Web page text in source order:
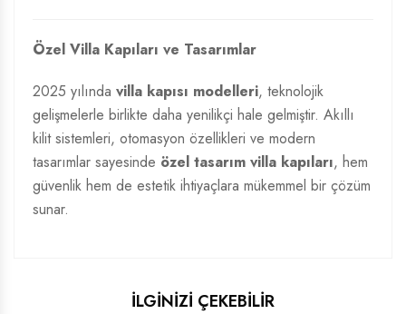
Özel Villa Kapıları ve Tasarımlar
2025 yılında villa kapısı modelleri, teknolojik
gelişmelerle birlikte daha yenilikçi hale gelmiştir. Akıllı
kilit sistemleri, otomasyon özellikleri ve modern
tasarımlar sayesinde özel tasarım villa kapıları, hem
güvenlik hem de estetik ihtiyaçlara mükemmel bir çözüm
sunar.
İLGİNİZİ ÇEKEBİLİR